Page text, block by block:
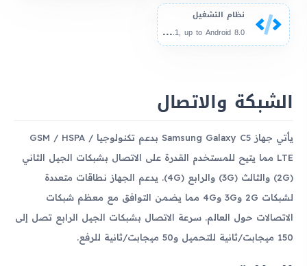
نظام التشغيل
And
roid 6.0.1, up to Android 8.0
الشبكة والاتصال
يأتي جهاز Samsung Galaxy C5 بدعم تكنولوجيا GSM / HSPA /
LTE مما يتيح للمستخدم القدرة على الاتصال بشبكات الجيل الثاني
(2G) والثالث (3G) والرابع (4G). يدعم الجهاز نطاقات متعددة
لشبكات 2G و3G و4G مما يضمن التوافق مع معظم شبكات
الاتصالات حول العالم. سرعة الاتصال بشبكات الجيل الرابع تصل إلى
150 ميجابت/ثانية للتحميل و50 ميجابت/ثانية للرفع.